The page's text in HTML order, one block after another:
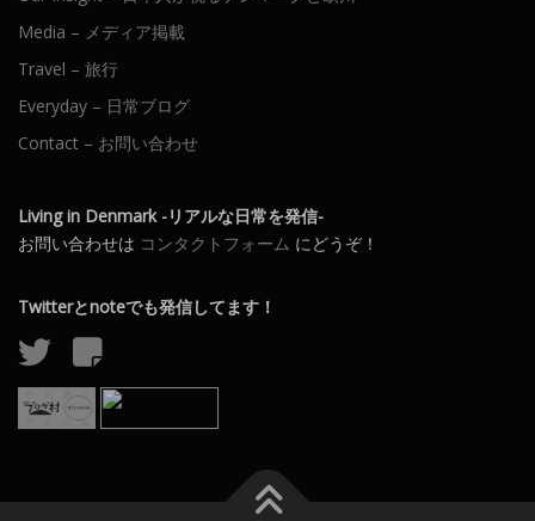
Media – メディア掲載
Travel – 旅行
Everyday – 日常ブログ
Contact – お問い合わせ
Living in Denmark -リアルな日常を発信-
お問い合わせは コンタクトフォーム にどうぞ！
Twitterとnoteでも発信してます！